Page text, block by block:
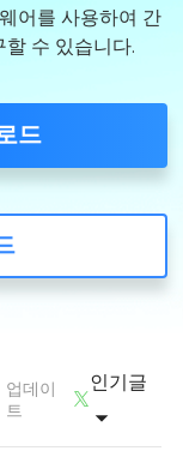
어를 사용하여 간
할 수 있습니다.
드
업데이
트

인기글